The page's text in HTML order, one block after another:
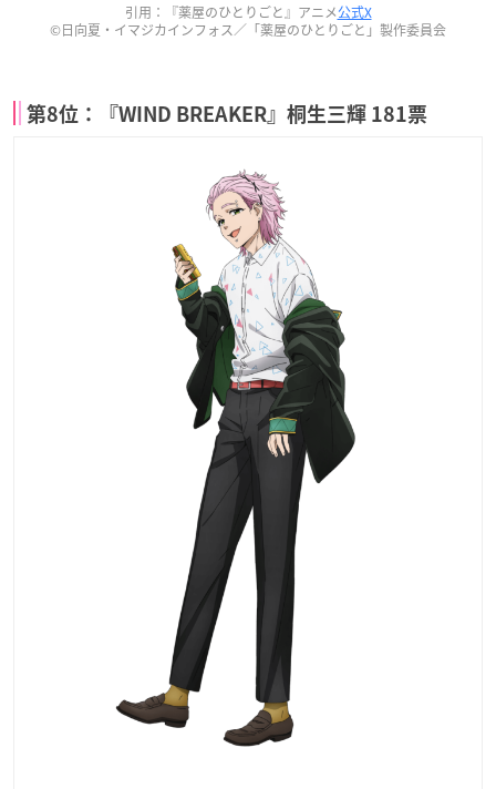
引用：『薬屋のひとりごと』アニメ公式X
©日向夏・イマジカインフォス／「薬屋のひとりごと」製作委員会
第8位：『WIND BREAKER』桐生三輝 181票